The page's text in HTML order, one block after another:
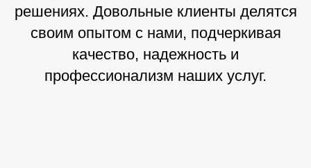
решениях. Довольные клиенты делятся
своим опытом с нами, подчеркивая
качество, надежность и
профессионализм наших услуг.